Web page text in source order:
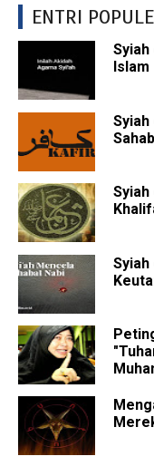
ENTRI
Syiah
Islam